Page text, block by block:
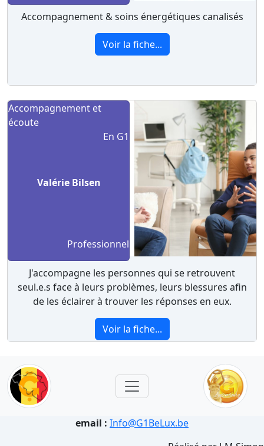
Accompagnement & soins énergétiques canalisés
Voir la fiche...
Accompagnement et
écoute
En G1
Valérie Bilsen
Professionnel
J'accompagne les personnes qui se retrouvent
seul.e.s face à leurs problèmes, leurs blessures afin
de les éclairer à trouver les réponses en eux.
Voir la fiche...
email : Info@G1BeLux.be